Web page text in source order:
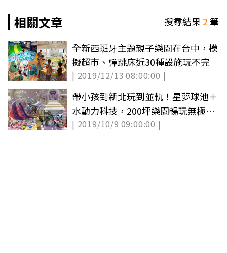
相關文章
搜尋結果2筆
全新西班牙主題親子樂園在台中，模
擬超市、彈跳床近30種設施玩不完
| 2019/12/13 08:00:00 |
帶小孩到新北玩到並軌！星夢球池＋
水動力科技，200坪樂園暢玩無極限
（文末抽獎）
| 2019/10/9 09:00:00 |